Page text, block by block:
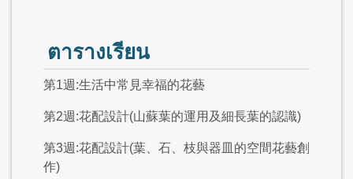
ตารางเรียน
第1週:生活中常見幸福的花藝
第2週:花配設計(山蘇葉的運用及細長葉的認識)
第3週:花配設計(葉、石、枝與器皿的空間花藝創
作)